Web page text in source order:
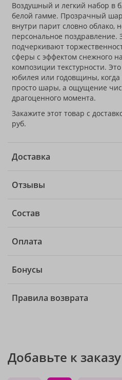
Воздушный и легкий набор в
белой гамме. Прозрачный
внутри парит словно облако,
персональное
подчеркивают
сферы с эффектом снежного
композиции текстурности.
юбилея или годовщины, когда
просто шары, а ощущение
драгоценного момента.
Закажите этот товар с
руб.
Доставка
Отзывы
Состав
Оплата
Бонусы
Правила возврата
Добавьте к заказу